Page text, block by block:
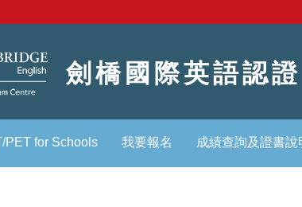
劍橋國際英語認證
PET for Schools 我要報名 成績查詢及證書說